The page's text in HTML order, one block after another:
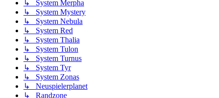
↳ System Merpha
↳ System Mystery
↳ System Nebula
↳ System Red
↳ System Thalia
↳ System Tulon
↳ System Turnus
↳ System Tyr
↳ System Zonas
↳ Neuspielerplanet
↳ Randzone